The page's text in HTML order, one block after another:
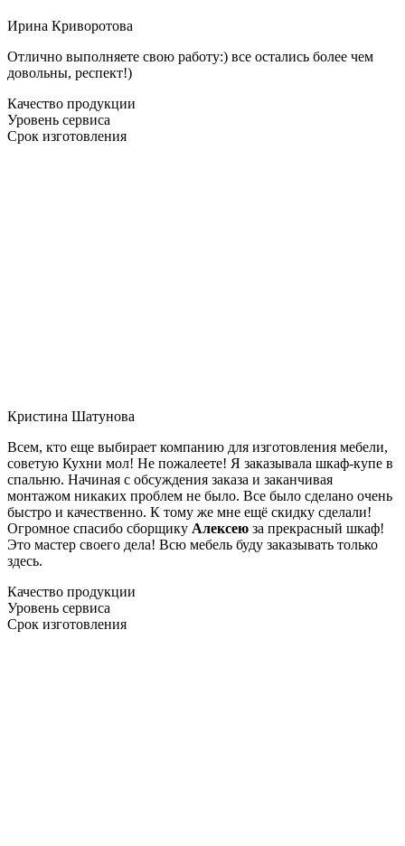
Ирина Криворотова
Отлично выполняете свою работу:) все остались более чем
довольны, респект!)
Качество продукции
Уровень сервиса
Срок изготовления
Кристина Шатунова
Всем, кто еще выбирает компанию для изготовления мебели,
советую Кухни мол! Не пожалеете! Я заказывала шкаф-купе в
спальню. Начиная с обсуждения заказа и заканчивая
монтажом никаких проблем не было. Все было сделано очень
быстро и качественно. К тому же мне ещё скидку сделали!
Огромное спасибо сборщику Алексею за прекрасный шкаф!
Это мастер своего дела! Всю мебель буду заказывать только
здесь.
Качество продукции
Уровень сервиса
Срок изготовления